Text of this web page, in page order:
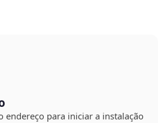
endereço para iniciar a instalação